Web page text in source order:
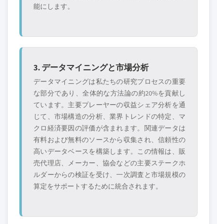
能にします。
3. データマイニングと市場分析
データマイニングは私たちの研究プロセスの重要
な部分であり、全体的な方法論の約20%を貢献し
ています。主要プレーヤーの収益シェア分析を通
じて、市場構造の分析、業界トレンドの特定、マ
クロ経済要因の評価が含まれます。関連データは
有料および無料のソースから収集され、信頼性の
高いデータベースを構築します。この情報は、販
売代理店、メーカー、協会などの主要ステークホ
ルダーからの検証を受け、一次調査と市場規模の
算定をサポートするために統合されます。